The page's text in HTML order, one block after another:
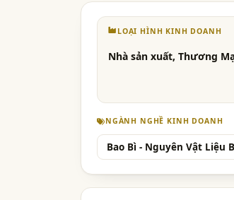
LOẠI HÌNH KINH DOANH
Nhà sản xuất, Thương
NGÀNH NGHỀ KINH DOANH
Bao Bì - Nguyên Vật Liệu